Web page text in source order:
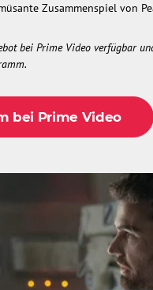
Zusammenspiel von
bei Prime Video verfügbar
bei Prime Video